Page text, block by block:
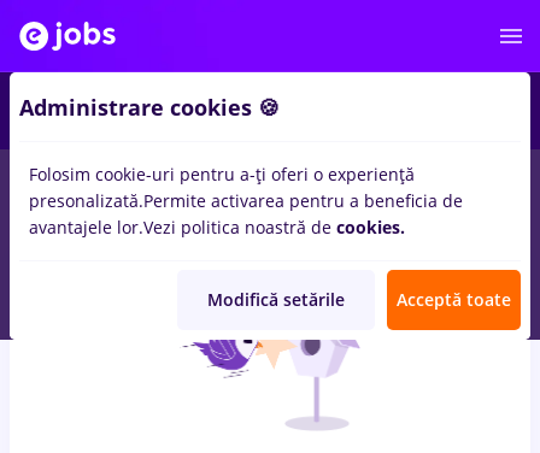
locuri de muncaarhivist, Part time inCluj-Napoca
Student, Fara experientainBanci
Administrare cookies 🍪
Folosim cookie-uri pentru a-ți oferi o experiență
presonalizată.Permite activarea pentru a beneficia de
avantajele lor.Vezi politica noastră de cookies.
Modifică setările Acceptă toate